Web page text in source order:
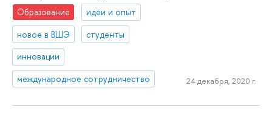
Образование
идеи и опыт
новое в ВШЭ
студенты
инновации
международное сотрудничество
24 декабря, 2020 г.